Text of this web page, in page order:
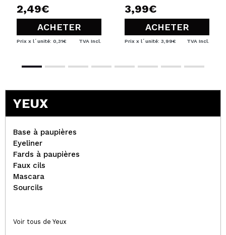
2,49€
ACHETER
Prix x l´unité: 0,31€ TVA Incl.
3,99€
ACHETER
Prix x l´unité: 3,99€ TVA Incl.
YEUX
Base à paupières
Eyeliner
Fards à paupières
Faux cils
Mascara
Sourcils
Voir tous de Yeux